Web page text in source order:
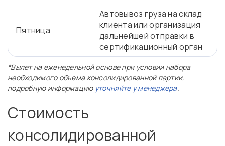
Пятница
Автовывоз груза на склад
клиента или организация
дальнейшей отправки в
сертификационный орган
*Вылет на еженедельной основе при условии набора
необходимого объема консолидированной партии,
подробную информацию уточняйте у менеджера.
Стоимость
консолидированной